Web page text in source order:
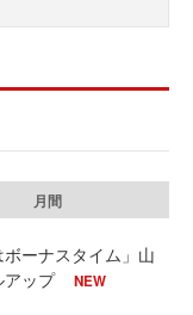
月間
ボーナスタイム」山
アップ
NEW